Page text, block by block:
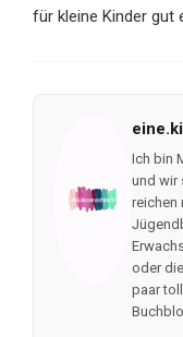
für kleine Kinder gut
Ich bin
und wir
reichen
oder
paar